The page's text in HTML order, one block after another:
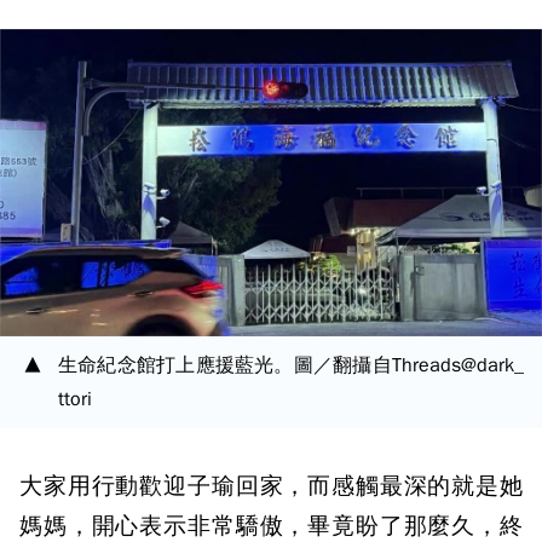
生命紀念館打上應援藍光。圖／翻攝自Threads@dark_
ttori
大家用行動歡迎子瑜回家，而感觸最深的就是她
媽媽，開心表示非常驕傲，畢竟盼了那麼久，終